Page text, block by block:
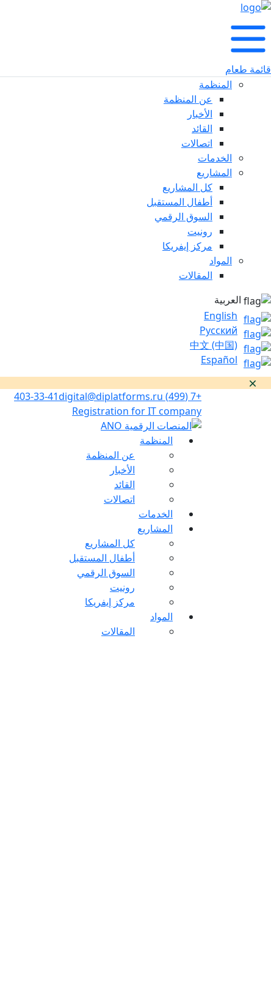
قائمة طعام
المنظمة
عن المنظمة
الأخبار
القائد
اتصالات
الخدمات
المشاريع
كل المشاريع
أطفال المستقبل
السوق الرقمي
رونيت
مركز إيفريكا
المواد
المقالات
العربية
English
Русский
中文 (中国)
Español
رفض
+7 (499) 403-33-41
digital@diplatforms.ru
Registration for IT company
المنظمة
عن المنظمة
الأخبار
القائد
اتصالات
الخدمات
المشاريع
كل المشاريع
أطفال المستقبل
السوق الرقمي
رونيت
مركز إيفريكا
المواد
المقالات